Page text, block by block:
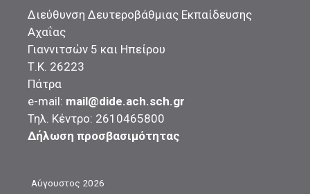
Διεύθυνση Δευτεροβάθμιας Εκπαίδευσης
Αχαΐας
Γιαννιτσών 5 και Ηπείρου
Τ.Κ. 26223
Πάτρα
e-mail: mail@dide.ach.sch.gr
Τηλ. Κέντρο: 2610465800
Δήλωση προσβασιμότητας
Αύγουστος 2026